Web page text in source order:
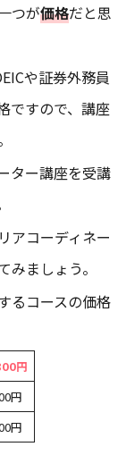
つが価格だと思
や証券外務員
ですので、講座
ター講座を受講
アコーディネー
ましょう。
るコースの価格
円
円
円